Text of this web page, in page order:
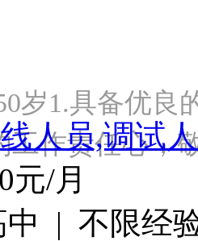
岁1.具备优良
工作责任心
人员,调试
元/月
| 不限经